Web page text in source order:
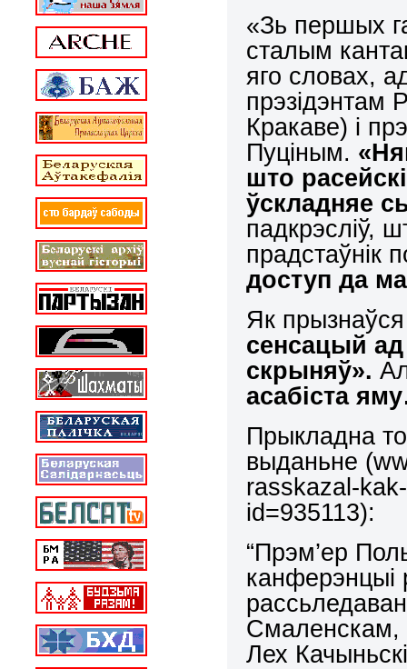
«Зь першых
сталым
яго словах,
прэзідэнтам
Кракаве) і
Пуціным.
што
ўскладняе
падкрэсліў,
прадстаўнік
доступ да
Як
сенсацый
скрыняў».
асабіста
Прыкладна
выданьне
rasskazal-
id=935113):
“Прэм’ер
канферэнцыі
Смаленскам,
Лех